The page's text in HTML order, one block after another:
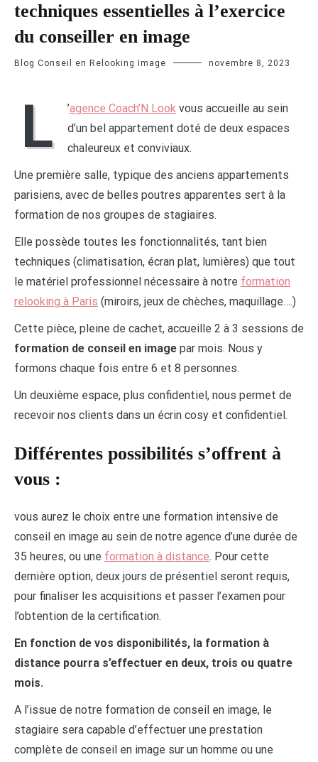
techniques essentielles à l’exercice
du conseiller en image
Blog Conseil en Relooking Image novembre 8, 2023
L ’agence Coach’N Look vous accueille au sein
d’un bel appartement doté de deux espaces
chaleureux et conviviaux.
Une première salle, typique des anciens appartements
parisiens, avec de belles poutres apparentes sert à la
formation de nos groupes de stagiaires.
Elle possède toutes les fonctionnalités, tant bien
techniques (climatisation, écran plat, lumières) que tout
le matériel professionnel nécessaire à notre formation
relooking à Paris (miroirs, jeux de chèches, maquillage….)
Cette pièce, pleine de cachet, accueille 2 à 3 sessions de
formation de conseil en image par mois. Nous y
formons chaque fois entre 6 et 8 personnes.
Un deuxième espace, plus confidentiel, nous permet de
recevoir nos clients dans un écrin cosy et confidentiel.
Différentes possibilités s’offrent à
vous :
vous aurez le choix entre une formation intensive de
conseil en image au sein de notre agence d’une durée de
35 heures, ou une formation à distance. Pour cette
dernière option, deux jours de présentiel seront requis,
pour finaliser les acquisitions et passer l’examen pour
l’obtention de la certification.
En fonction de vos disponibilités, la formation à
distance pourra s’effectuer en deux, trois ou quatre
mois.
A l’issue de notre formation de conseil en image, le
stagiaire sera capable d’effectuer une prestation
complète de conseil en image sur un homme ou une